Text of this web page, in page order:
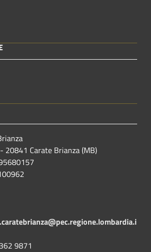
20841 Carate Brianza (MB)
9871